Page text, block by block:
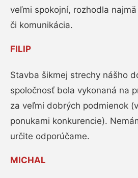
veľmi spokojní, rozhodla
či komunikácia.
FILIP
Stavba šikmej strechy nášho
spoločnosť bola vykonaná na
za veľmi dobrých podmienok
ponukami konkurencie).
určite odporúčame.
MICHAL